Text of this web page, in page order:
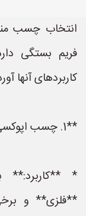
انتخاب چسب
فریم بستگی
کاربردهای آنها
**1. چسب اپوکسی (Epoxy):**
* **کاربرد:**
**فلزی** و